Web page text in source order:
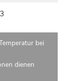
3
bei
dienen